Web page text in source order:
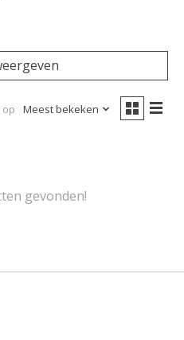
Meest bekeken
gevonden!